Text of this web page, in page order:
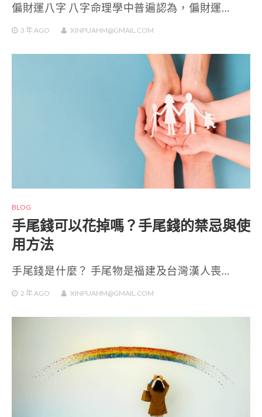
偏財運八字 八字命理學中普遍認為，偏財運…
3 年 AGO XINPUAHM@GMAIL.COM
BLOG
手尾錢可以花掉嗎？手尾錢的禁忌與使
用方法
手尾錢是什麼？ 手尾物是福建及台灣漢人喪…
2 年 AGO XINPUAHM@GMAIL.COM